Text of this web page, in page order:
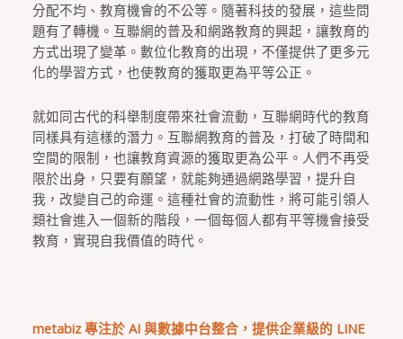
分配不均、教育機會的不公等。隨著科技的發展，這些問
題有了轉機。互聯網的普及和網路教育的興起，讓教育的
方式出現了變革。數位化教育的出現，不僅提供了更多元
化的學習方式，也使教育的獲取更為平等公正。
就如同古代的科舉制度帶來社會流動，互聯網時代的教育
同樣具有這樣的潛力。互聯網教育的普及，打破了時間和
空間的限制，也讓教育資源的獲取更為公平。人們不再受
限於出身，只要有願望，就能夠通過網路學習，提升自
我，改變自己的命運。這種社會的流動性，將可能引領人
類社會進入一個新的階段，一個每個人都有平等機會接受
教育，實現自我價值的時代。
metabiz 專注於 AI 與數據中台整合，提供企業級的 LINE